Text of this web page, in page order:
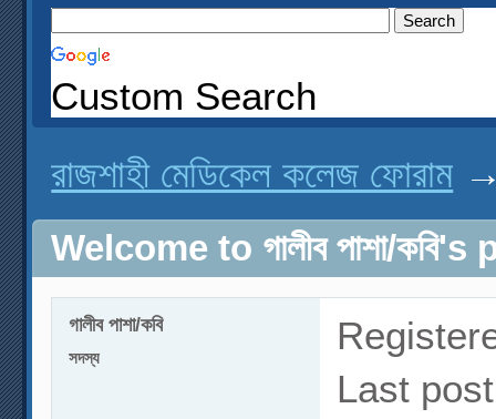
Custom Search
রাজশাহী মেডিকেল কলেজ ফোরাম
Welcome to গালীব পাশা/
গালীব পাশা/কবি
সদস্য
Last